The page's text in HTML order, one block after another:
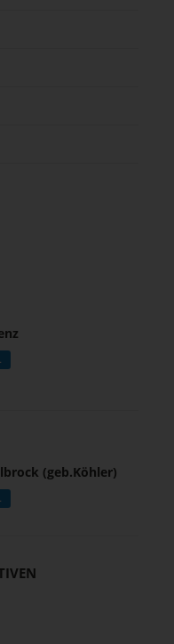
(geb.Köhler)